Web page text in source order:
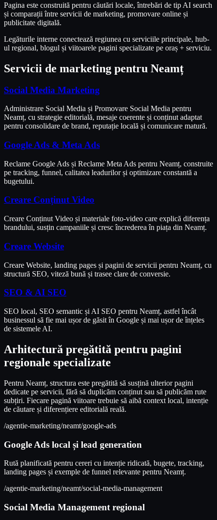
Pagina este construită pentru căutări locale, întrebări de tip AI search
și comparații între servicii de marketing, promovare online și
publicitate digitală.
Legăturile interne conectează regiunea cu serviciile principale, hub-
ul regional, blogul și viitoarele pagini specializate pe oraș + serviciu.
Servicii de marketing pentru Neamț
Social Media Marketing
Administrare Social Media și Promovare Social Media pentru
Neamț, cu strategie editorială, mesaje coerente și conținut adaptat
pentru consolidare de brand, reputație locală și comunicare matură.
Google Ads & Meta Ads
Reclame Google Ads și Reclame Meta Ads pentru Neamț, construite
pe tracking, funnel, calitatea leadurilor și optimizare constantă a
bugetului.
Creare Conținut Video
Creare Conținut Video și materiale foto-video care explică diferența
brandului, susțin campaniile și cresc încrederea în piața din Neamț.
Creare Website
Creare Website, landing pages și pagini de servicii pentru Neamț, cu
structură SEO, viteză bună și trasee clare de conversie.
SEO & AI SEO
SEO local, SEO semantic și AI SEO pentru Neamț, astfel încât
businessul să fie mai ușor de găsit în Google și mai ușor de înțeles
de sistemele AI.
Arhitectură pregătită pentru pagini
regionale specializate
Pentru Neamț, structura este pregătită să susțină ulterior pagini
dedicate pe servicii, fără să duplicăm conținut sau să publicăm rute
subțiri. Fiecare pagină viitoare trebuie să aibă context local, intenție
de căutare și diferențiere editorială reală.
/agentie-marketing/neamt/google-ads
Google Ads local și lead generation
Rută planificată pentru cereri cu intenție ridicată, bugete, tracking,
landing pages și exemple de funnel relevante pentru Neamț.
/agentie-marketing/neamt/social-media-management
Social Media Management regional